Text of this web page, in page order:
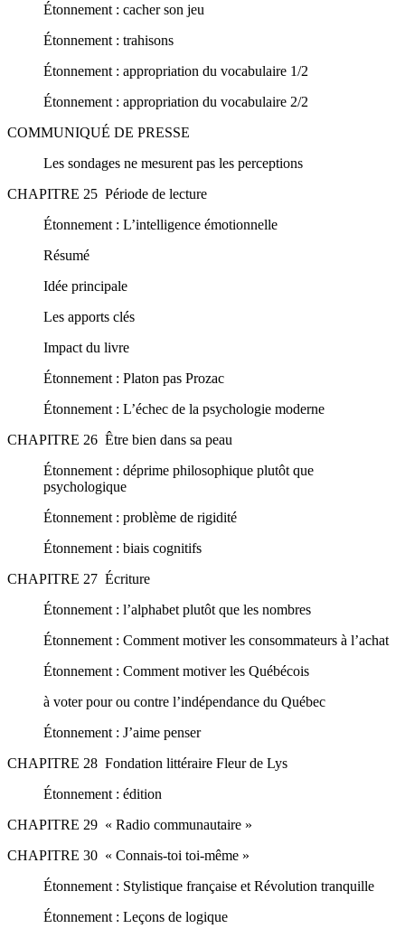
Étonnement : cacher son jeu
Étonnement : trahisons
Étonnement : appropriation du vocabulaire 1/2
Étonnement : appropriation du vocabulaire 2/2
COMMUNIQUÉ DE PRESSE
Les sondages ne mesurent pas les perceptions
CHAPITRE 25 Période de lecture
Étonnement : L’intelligence émotionnelle
Résumé
Idée principale
Les apports clés
Impact du livre
Étonnement : Platon pas Prozac
Étonnement : L’échec de la psychologie moderne
CHAPITRE 26 Être bien dans sa peau
Étonnement : déprime philosophique plutôt que
psychologique
Étonnement : problème de rigidité
Étonnement : biais cognitifs
CHAPITRE 27 Écriture
Étonnement : l’alphabet plutôt que les nombres
Étonnement : Comment motiver les consommateurs à l’achat
Étonnement : Comment motiver les Québécois
à voter pour ou contre l’indépendance du Québec
Étonnement : J’aime penser
CHAPITRE 28 Fondation littéraire Fleur de Lys
Étonnement : édition
CHAPITRE 29 « Radio communautaire »
CHAPITRE 30 « Connais-toi toi-même »
Étonnement : Stylistique française et Révolution tranquille
Étonnement : Leçons de logique